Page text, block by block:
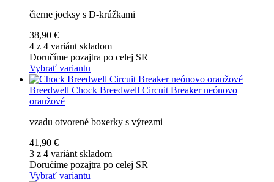
čierne jocksy s D-krúžkami
38,90 €
4 z 4 variánt skladom
Doručíme pozajtra po celej SR
Vybrať variantu
Breedwell Chock Breedwell Circuit Breaker neónovo
oranžové
vzadu otvorené boxerky s výrezmi
41,90 €
3 z 4 variánt skladom
Doručíme pozajtra po celej SR
Vybrať variantu